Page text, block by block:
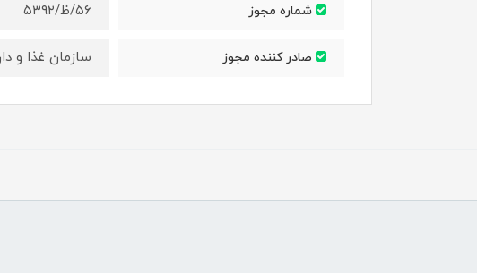
شماره مجوز ۵۶/ظ/۵۳۹۲
صادر کننده مجوز سازمان غذا و